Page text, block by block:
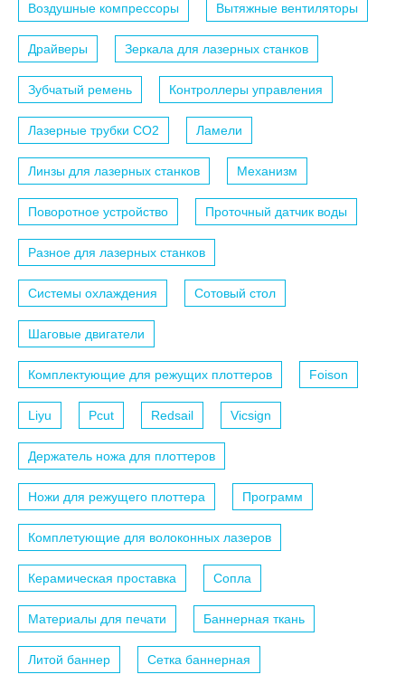
Воздушные компрессоры Вытяжные вентиляторы
Драйверы Зеркала для лазерных станков
Зубчатый ремень Контроллеры управления
Лазерные трубки СО2 Ламели
Линзы для лазерных станков Механизм
Поворотное устройство Проточный датчик воды
Разное для лазерных станков
Системы охлаждения Сотовый стол
Шаговые двигатели
Комплектующие для режущих плоттеров Foison
Liyu Pcut Redsail Vicsign
Держатель ножа для плоттеров
Ножи для режущего плоттера Программ
Комплетующие для волоконных лазеров
Керамическая проставка Сопла
Материалы для печати Баннерная ткань
Литой баннер Сетка баннерная